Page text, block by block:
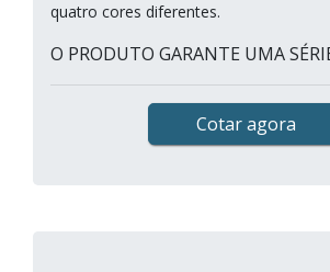
quatro cores diferentes.
O PRODUTO GARANTE UMA
Cotar agora